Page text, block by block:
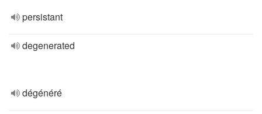
persistant
degenerated
dégénéré